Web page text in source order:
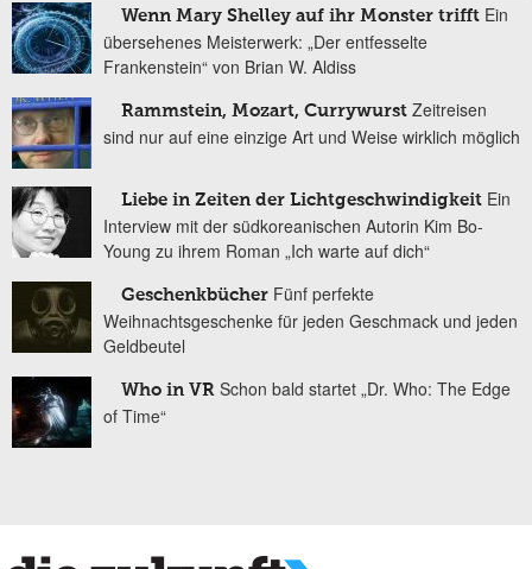
Wenn Mary Shelley auf ihr Monster trifft Ein
übersehenes Meisterwerk: „Der entfesselte
Frankenstein“ von Brian W. Aldiss
Rammstein, Mozart, Currywurst Zeitreisen
sind nur auf eine einzige Art und Weise wirklich möglich
Liebe in Zeiten der Lichtgeschwindigkeit Ein
Interview mit der südkoreanischen Autorin Kim Bo-
Young zu ihrem Roman „Ich warte auf dich“
Geschenkbücher Fünf perfekte
Weihnachtsgeschenke für jeden Geschmack und jeden
Geldbeutel
Who in VR Schon bald startet „Dr. Who: The Edge
of Time“